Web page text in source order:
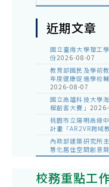
近期文章
國立臺南大學理工
份2026-08-07
教育部國民及學前
年度健康促進學校
2026-08-07
國立高雄科技大學
模創客大賽」
桃園市立陽明高級
計畫「AR2VR跨域
內政部建築研究所
慧化居住空間創意
校務重點工